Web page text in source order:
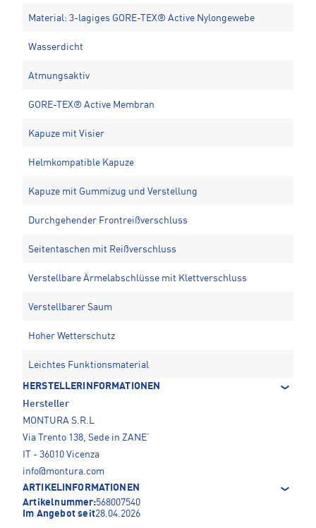
Material: 3-lagiges GORE-TEX® Active Nylongewebe
Wasserdicht
Atmungsaktiv
GORE-TEX® Active Membran
Kapuze mit Visier
Helmkompatible Kapuze
Kapuze mit Gummizug und Verstellung
Durchgehender Frontreißverschluss
Seitentaschen mit Reißverschluss
Verstellbare Ärmelabschlüsse mit Klettverschluss
Verstellbarer Saum
Hoher Wetterschutz
Leichtes Funktionsmaterial
HERSTELLERINFORMATIONEN
Hersteller
MONTURA S.R.L
Via Trento 138, Sede in ZANE’
IT - 36010 Vicenza
info@montura.com
ARTIKELINFORMATIONEN
Artikelnummer:568007540
Im Angebot seit28.04.2026